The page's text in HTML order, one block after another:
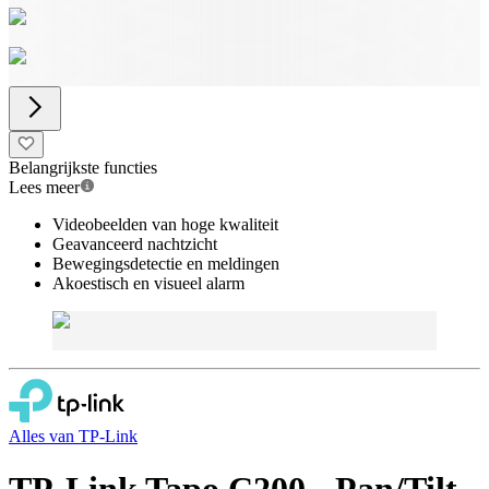
Belangrijkste functies
Lees meer
Videobeelden van hoge kwaliteit
Geavanceerd nachtzicht
Bewegingsdetectie en meldingen
Akoestisch en visueel alarm
Alles van TP-Link